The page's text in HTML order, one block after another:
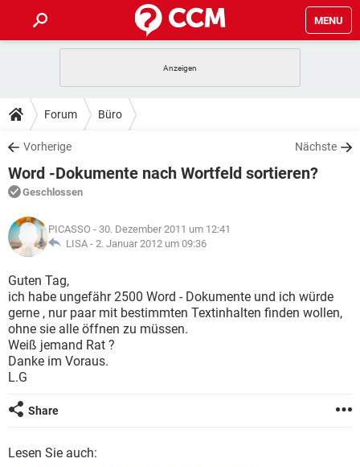
MENU
ANDROID
WINDOWS 10
WHATSAPP TIKTOK
FACEBOOK
TIPPS & TRICKS
SPIELE
WINDOWS 10
WHATSAPP
FACEBOOK HARDWARE
DOWNLOADS
SPIELE STREAMING
ANDROID
WINDOWS 10 INSTAGRAM
WHATSAPP
FACEBOOK
FORUM
SPIELE
ANDROID IOS
WHATSAPP TIKTOK
FACEBOOK
LEXIKON
SPIELE
ANDROID
WINDOWS 10 INSTAGRAM
WHATSAPP
FACEBOOK
Forum Büro
Vorherige Nächste
Word -Dokumente nach Wortfeld sortieren?
Geschlossen
PICASSO - 30. Dezember 2011 um 12:41
LISA - 2. Januar 2012 um 09:36
Guten Tag,
ich habe ungefähr 2500 Word - Dokumente und ich würde
gerne , nur paar mit bestimmten Textinhalten finden wollen,
ohne sie alle öffnen zu müssen.
Weiß jemand Rat ?
Danke im Voraus.
L.G
Share
Lesen Sie auch: